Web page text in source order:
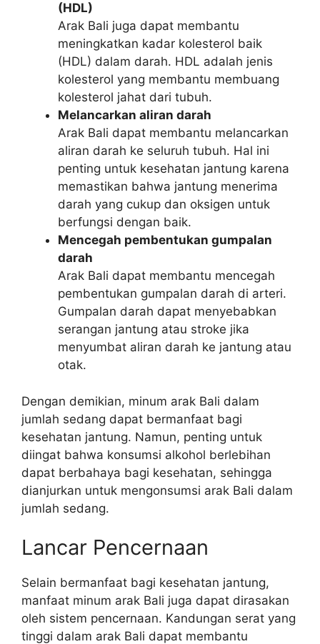
(HDL)
Arak Bali juga dapat membantu
meningkatkan kadar kolesterol baik
(HDL) dalam darah. HDL adalah jenis
kolesterol yang membantu membuang
kolesterol jahat dari tubuh.
Melancarkan aliran darah
Arak Bali dapat membantu melancarkan
aliran darah ke seluruh tubuh. Hal ini
penting untuk kesehatan jantung karena
memastikan bahwa jantung menerima
darah yang cukup dan oksigen untuk
berfungsi dengan baik.
Mencegah pembentukan gumpalan
darah
Arak Bali dapat membantu mencegah
pembentukan gumpalan darah di arteri.
Gumpalan darah dapat menyebabkan
serangan jantung atau stroke jika
menyumbat aliran darah ke jantung atau
otak.
Dengan demikian, minum arak Bali dalam
jumlah sedang dapat bermanfaat bagi
kesehatan jantung. Namun, penting untuk
diingat bahwa konsumsi alkohol berlebihan
dapat berbahaya bagi kesehatan, sehingga
dianjurkan untuk mengonsumsi arak Bali dalam
jumlah sedang.
Lancar Pencernaan
Selain bermanfaat bagi kesehatan jantung,
manfaat minum arak Bali juga dapat dirasakan
oleh sistem pencernaan. Kandungan serat yang
tinggi dalam arak Bali dapat membantu